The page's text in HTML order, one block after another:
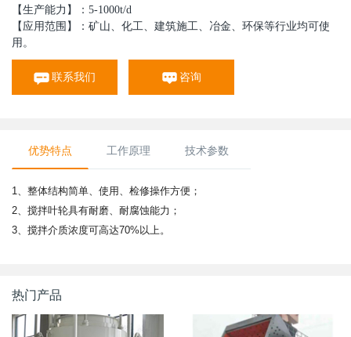
【生产能力】：5-1000t/d
【应用范围】：矿山、化工、建筑施工、冶金、环保等行业均可使
用。
联系我们 咨询
优势特点 工作原理 技术参数
1、整体结构简单、使用、检修操作方便；
2、搅拌叶轮具有耐磨、耐腐蚀能力；
3、搅拌介质浓度可高达70%以上。
热门产品